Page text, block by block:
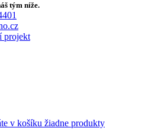
tým níže.
projekt
v košíku žiadne produkty